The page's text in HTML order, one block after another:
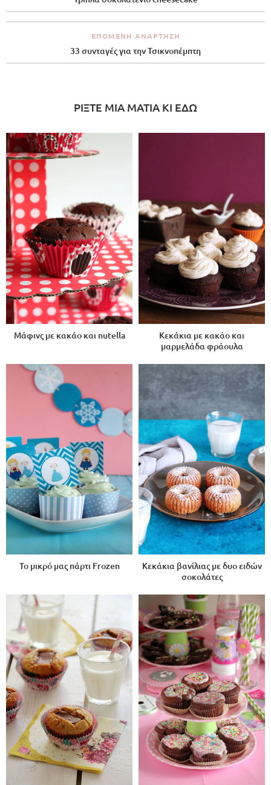
ΕΠΌΜΕΝΗ ΑΝΆΡΤΗΣΗ
33 συνταγές για την Τσικνοπέμπτη
ΡΙΞΤΕ ΜΙΑ ΜΑΤΙΑ ΚΙ ΕΔΩ
Μάφινς με κακάο και nutella
Κεκάκια με κακάο και
μαρμελάδα φράουλα
Το μικρό μας πάρτι Frozen
Κεκάκια βανίλιας με δυο ειδών
σοκολάτες